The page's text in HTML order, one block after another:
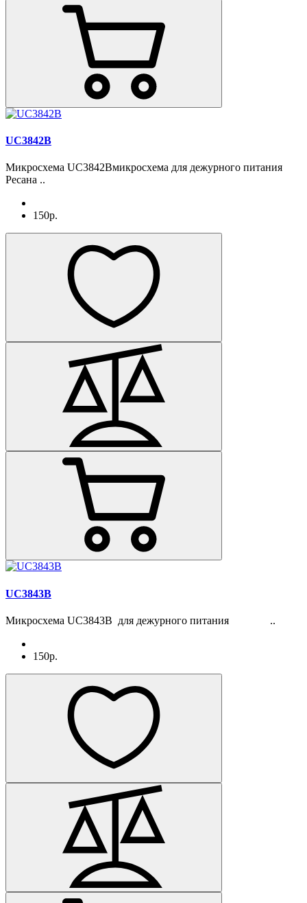
UC3842B
Микросхема UC3842Bмикросхема для дежурного питания
Ресана ..
150р.
UC3843B
Микросхема UC3843B для дежурного питания ..
150р.